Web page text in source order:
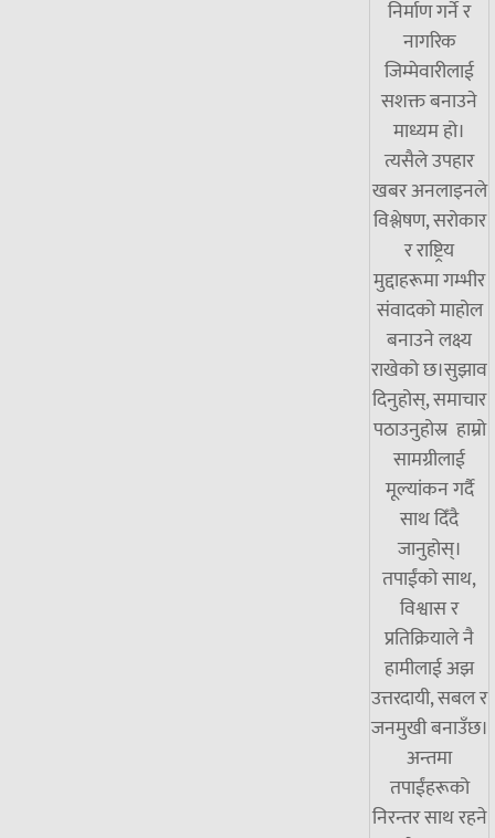
निर्माण गर्ने र
नागरिक
जिम्मेवारीलाई
सशक्त बनाउने
माध्यम हो।
त्यसैले उपहार
खबर अनलाइनले
विश्लेषण, सरोकार
र राष्ट्रिय
मुद्दाहरूमा गम्भीर
संवादको माहोल
बनाउने लक्ष्य
राखेको छ।सुझाव
दिनुहोस्, समाचार
पठाउनुहोस्र हाम्रो
सामग्रीलाई
मूल्यांकन गर्दै
साथ दिँदै
जानुहोस्।
तपाईंको साथ,
विश्वास र
प्रतिक्रियाले नै
हामीलाई अझ
उत्तरदायी, सबल र
जनमुखी बनाउँछ।
अन्तमा
तपाईंहरूको
निरन्तर साथ रहने